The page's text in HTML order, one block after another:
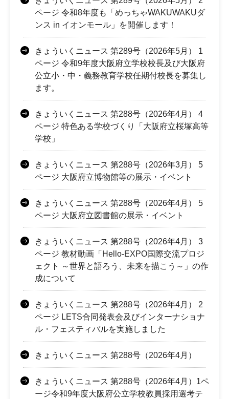
ページ 令和8年度も「めっちゃWAKUWAKUダ
ンス in イオンモール」を開催します！
きょういくニュース 第289号（2026年5月） 1
ページ 令和9年度大阪府立学校校長及び大阪府
公立小・中・義務教育学校任期付校長を募集し
ます。
きょういくニュース 第288号（2026年4月） 4
ページ 特色ある学校づくり「大阪府立桜塚高等
学校」
きょういくニュース 第288号（2026年3月） 5
ページ 大阪府立博物館等の展示・イベント
きょういくニュース 第288号（2026年4月） 5
ページ 大阪府立図書館の展示・イベント
きょういくニュース 第288号（2026年4月） 3
ページ 教材動画「Hello-EXPO国際交流プロジ
ェクト ～世界と語ろう、未来を描こう～」の作
成について
きょういくニュース 第288号（2026年4月） 2
ページ LETS合同発表会及びインターナショナ
ル・フェスティバルを実施しました
きょういくニュース 第288号（2026年4月）
きょういくニュース 第288号（2026年4月）1ペ
ージ令和9年度大阪府公立学校教員採用選考テ